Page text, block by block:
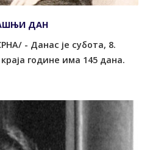
ДАН
- Данас је субота, 8.
године има 145 дана.